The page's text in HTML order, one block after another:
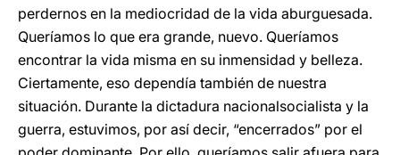
perdernos en la mediocridad de la vida aburguesada.
Queríamos lo que era grande, nuevo. Queríamos
encontrar la vida misma en su inmensidad y belleza.
Ciertamente, eso dependía también de nuestra
situación. Durante la dictadura nacionalsocialista y la
guerra, estuvimos, por así decir, “encerrados” por el